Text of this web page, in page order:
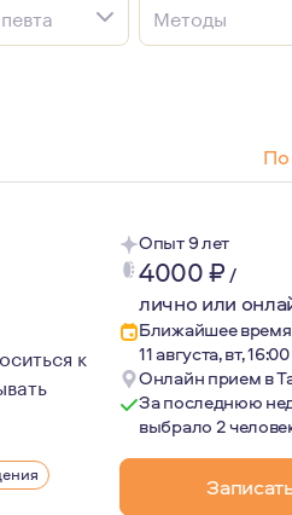
Методы
Опыт 9 лет
4000₽/
лично или
Ближайшее время
11 августа, вт, 16:00
Онлайн прием в
За последнюю
выбрало 2
к
с психологом может